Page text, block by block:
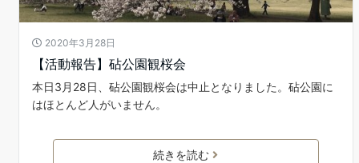
2020年3月28日
【活動報告】砧公園観桜会
本日3月28日、砧公園観桜会は中止となりました。砧公園に
はほとんど人がいません。
続きを読む